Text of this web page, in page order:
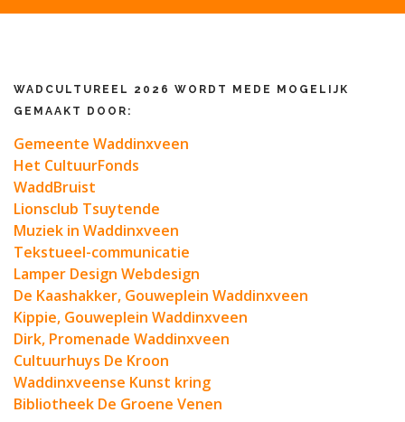
WADCULTUREEL 2026 WORDT MEDE MOGELIJK
GEMAAKT DOOR:
Gemeente Waddinxveen
Het CultuurFonds
WaddBruist
Lionsclub Tsuytende
Muziek in Waddinxveen
Tekstueel-communicatie
Lamper Design Webdesign
De Kaashakker, Gouweplein Waddinxveen
Kippie, Gouweplein Waddinxveen
Dirk, Promenade Waddinxveen
Cultuurhuys De Kroon
Waddinxveense Kunst kring
Bibliotheek De Groene Venen